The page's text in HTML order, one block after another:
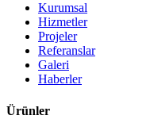
Kurumsal
Hizmetler
Projeler
Referanslar
Galeri
Haberler
Ürünler